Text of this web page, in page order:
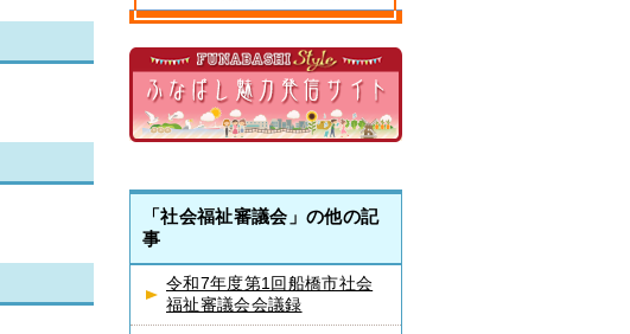
「社会福祉審議会」の他の記
事
令和7年度第1回船橋市社会
福祉審議会会議録